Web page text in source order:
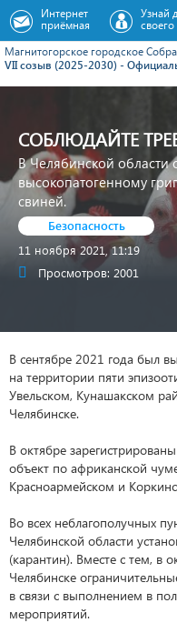
Магнитогорское городское
VII созыв (2025-2030) -
Интернет
приёмная
Узнай
своего
СОБЛЮДАЙТЕ
В Челябинской области
высокопатогенному
свиней.
Безопасность
11 ноября 2021, 11:19
Просмотров: 2001
В сентябре 2021 года был
на территории пяти
Увельском, Кунашакском
Челябинске.
В октябре
объект по африканской
Красноармейском и
Во всех неблагополучных
Челябинской области
(карантин). Вместе с тем, в
Челябинске
в связи с выполнением в
мероприятий.